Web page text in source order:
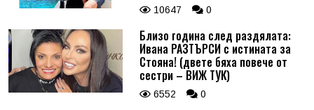
10647 0
Близо година след раздялата:
Ивана РАЗТЪРСИ с истината за
Стояна! (двете бяха повече от
сестри – ВИЖ ТУК)
6552 0